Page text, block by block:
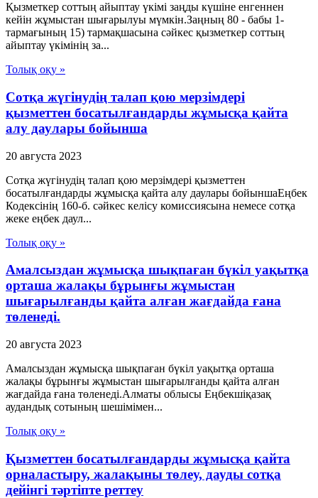
Қызметкер соттың айыптау үкімі заңды күшіне енгеннен
кейін жұмыстан шығарылуы мүмкін.Заңның 80 - бабы 1-
тармағының 15) тармақшасына сәйкес қызметкер соттың
айыптау үкімінің за...
Толық оқу »
Сотқа жүгінудің талап қою мерзімдері
қызметтен босатылғандарды жұмысқа қайта
алу даулары бойынша
20 августа 2023
Сотқа жүгінудің талап қою мерзімдері қызметтен
босатылғандарды жұмысқа қайта алу даулары бойыншаЕңбек
Кодексінің 160-б. сәйкес келісу комиссиясына немесе сотқа
жеке еңбек даул...
Толық оқу »
Амалсыздан жұмысқа шықпаған бүкіл уақытқа
орташа жалақы бұрынғы жұмыстан
шығарылғанды қайта алған жағдайда ғана
төленеді.
20 августа 2023
Амалсыздан жұмысқа шықпаған бүкіл уақытқа орташа
жалақы бұрынғы жұмыстан шығарылғанды қайта алған
жағдайда ғана төленеді.Алматы облысы Еңбекшіқазақ
аудандық сотының шешімімен...
Толық оқу »
Қызметтен босатылғандарды жұмысқа қайта
орналастыру, жалақыны төлеу, дауды сотқа
дейінгі тәртіпте реттеу